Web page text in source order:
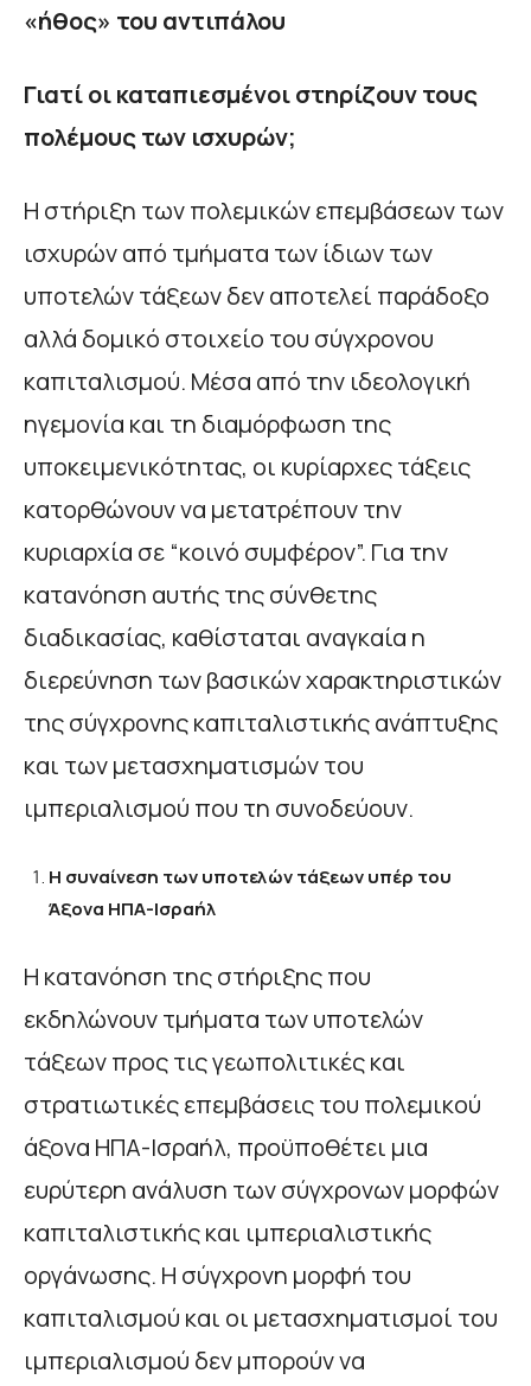
«ήθος» του αντιπάλου
Γιατί οι καταπιεσμένοι στηρίζουν τους
πολέμους των ισχυρών;
Η στήριξη των πολεμικών επεμβάσεων των
ισχυρών από τμήματα των ίδιων των
υποτελών τάξεων δεν αποτελεί παράδοξο
αλλά δομικό στοιχείο του σύγχρονου
καπιταλισμού. Μέσα από την ιδεολογική
ηγεμονία και τη διαμόρφωση της
υποκειμενικότητας, οι κυρίαρχες τάξεις
κατορθώνουν να μετατρέπουν την
κυριαρχία σε “κοινό συμφέρον”. Για την
κατανόηση αυτής της σύνθετης
διαδικασίας, καθίσταται αναγκαία η
διερεύνηση των βασικών χαρακτηριστικών
της σύγχρονης καπιταλιστικής ανάπτυξης
και των μετασχηματισμών του
ιμπεριαλισμού που τη συνοδεύουν.
Η συναίνεση των υποτελών τάξεων υπέρ του
Άξονα ΗΠΑ-Ισραήλ
Η κατανόηση της στήριξης που
εκδηλώνουν τμήματα των υποτελών
τάξεων προς τις γεωπολιτικές και
στρατιωτικές επεμβάσεις του πολεμικού
άξονα ΗΠΑ-Ισραήλ, προϋποθέτει μια
ευρύτερη ανάλυση των σύγχρονων μορφών
καπιταλιστικής και ιμπεριαλιστικής
οργάνωσης. Η σύγχρονη μορφή του
καπιταλισμού και οι μετασχηματισμοί του
ιμπεριαλισμού δεν μπορούν να